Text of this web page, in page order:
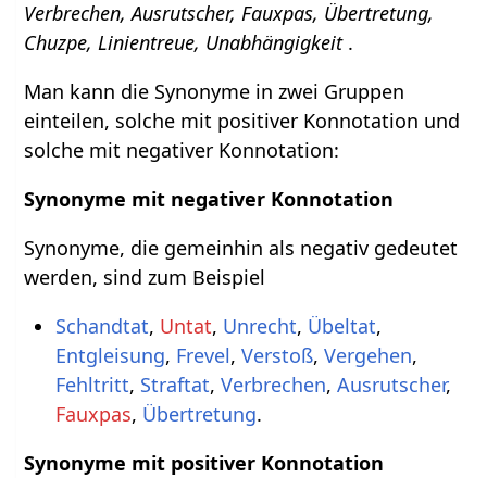
Verbrechen, Ausrutscher, Fauxpas, Übertretung,
Chuzpe, Linientreue, Unabhängigkeit .
Man kann die Synonyme in zwei Gruppen
einteilen, solche mit positiver Konnotation und
solche mit negativer Konnotation:
Synonyme mit negativer Konnotation
Synonyme, die gemeinhin als negativ gedeutet
werden, sind zum Beispiel
Schandtat, Untat, Unrecht, Übeltat,
Entgleisung, Frevel, Verstoß, Vergehen,
Fehltritt, Straftat, Verbrechen, Ausrutscher,
Fauxpas, Übertretung.
Synonyme mit positiver Konnotation